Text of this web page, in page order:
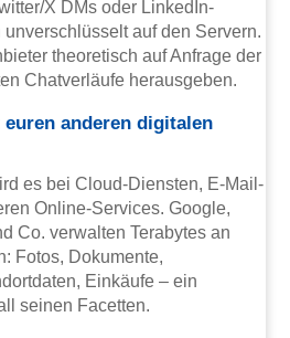
X DMs oder LinkedIn-
auf den Servern.
theoretisch auf Anfrage der
Chatverläufe herausgeben.
anderen digitalen
es bei Cloud-Diensten, E-Mail-
Online-Services. Google,
Co. verwalten Terabytes an
Fotos, Dokumente,
Einkäufe – ein
seinen Facetten.